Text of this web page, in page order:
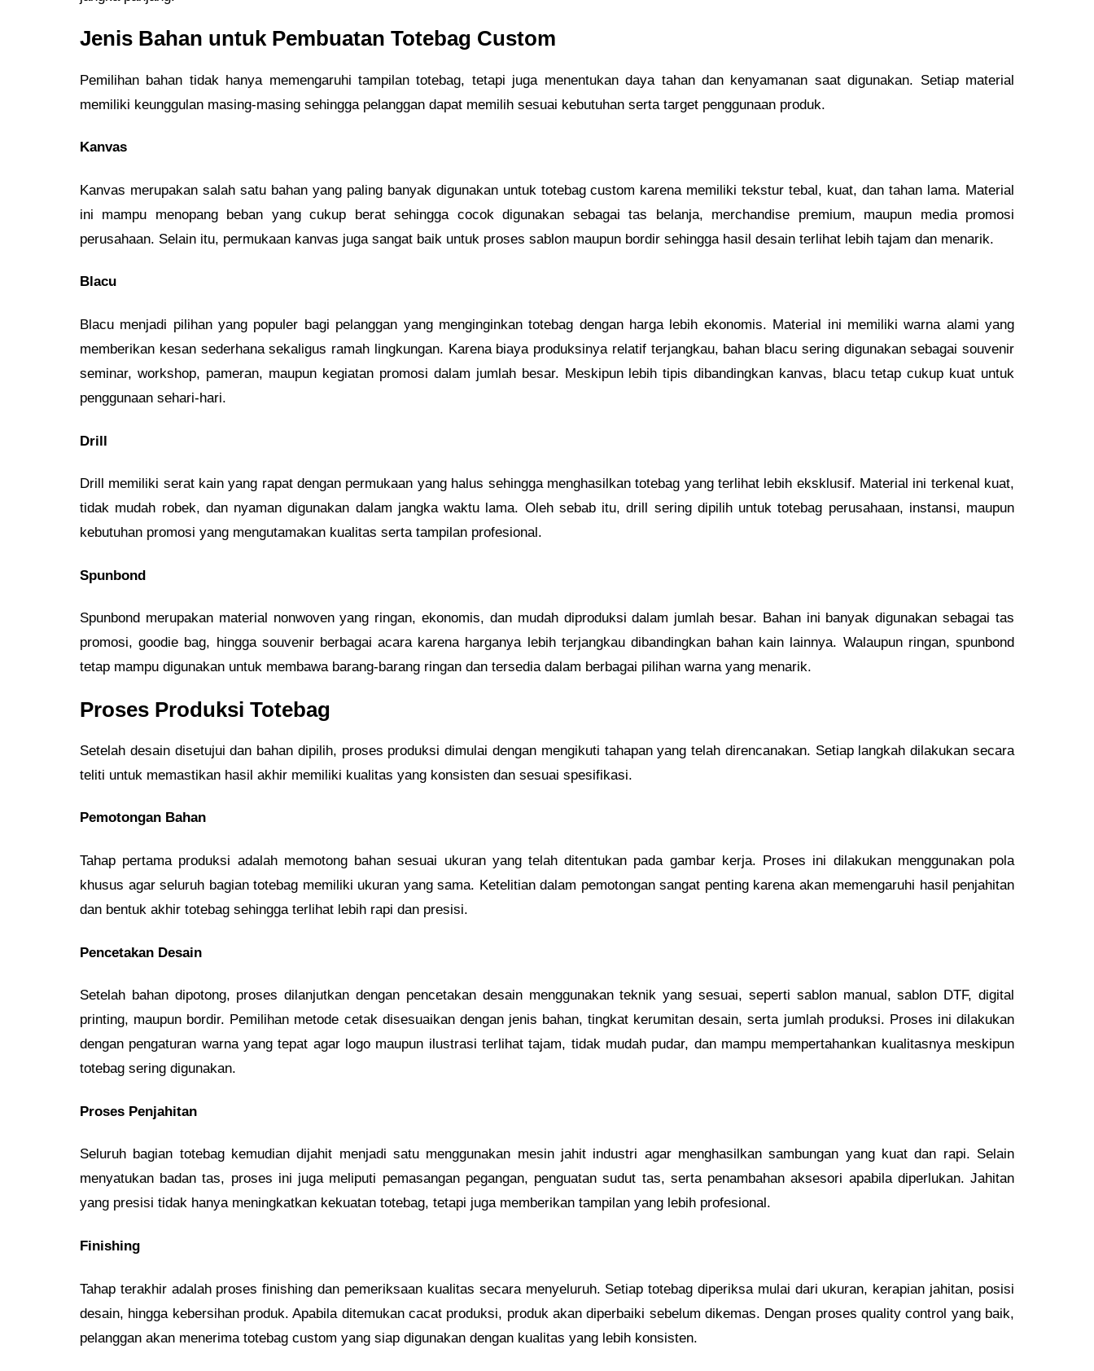
Jenis Bahan untuk Pembuatan Totebag Custom
Pemilihan bahan tidak hanya memengaruhi tampilan totebag, tetapi juga menentukan daya tahan dan kenyamanan saat digunakan. Setiap material
memiliki keunggulan masing-masing sehingga pelanggan dapat memilih sesuai kebutuhan serta target penggunaan produk.
Kanvas
Kanvas merupakan salah satu bahan yang paling banyak digunakan untuk totebag custom karena memiliki tekstur tebal, kuat, dan tahan lama. Material
ini mampu menopang beban yang cukup berat sehingga cocok digunakan sebagai tas belanja, merchandise premium, maupun media promosi
perusahaan. Selain itu, permukaan kanvas juga sangat baik untuk proses sablon maupun bordir sehingga hasil desain terlihat lebih tajam dan menarik.
Blacu
Blacu menjadi pilihan yang populer bagi pelanggan yang menginginkan totebag dengan harga lebih ekonomis. Material ini memiliki warna alami yang
memberikan kesan sederhana sekaligus ramah lingkungan. Karena biaya produksinya relatif terjangkau, bahan blacu sering digunakan sebagai souvenir
seminar, workshop, pameran, maupun kegiatan promosi dalam jumlah besar. Meskipun lebih tipis dibandingkan kanvas, blacu tetap cukup kuat untuk
penggunaan sehari-hari.
Drill
Drill memiliki serat kain yang rapat dengan permukaan yang halus sehingga menghasilkan totebag yang terlihat lebih eksklusif. Material ini terkenal kuat,
tidak mudah robek, dan nyaman digunakan dalam jangka waktu lama. Oleh sebab itu, drill sering dipilih untuk totebag perusahaan, instansi, maupun
kebutuhan promosi yang mengutamakan kualitas serta tampilan profesional.
Spunbond
Spunbond merupakan material nonwoven yang ringan, ekonomis, dan mudah diproduksi dalam jumlah besar. Bahan ini banyak digunakan sebagai tas
promosi, goodie bag, hingga souvenir berbagai acara karena harganya lebih terjangkau dibandingkan bahan kain lainnya. Walaupun ringan, spunbond
tetap mampu digunakan untuk membawa barang-barang ringan dan tersedia dalam berbagai pilihan warna yang menarik.
Proses Produksi Totebag
Setelah desain disetujui dan bahan dipilih, proses produksi dimulai dengan mengikuti tahapan yang telah direncanakan. Setiap langkah dilakukan secara
teliti untuk memastikan hasil akhir memiliki kualitas yang konsisten dan sesuai spesifikasi.
Pemotongan Bahan
Tahap pertama produksi adalah memotong bahan sesuai ukuran yang telah ditentukan pada gambar kerja. Proses ini dilakukan menggunakan pola
khusus agar seluruh bagian totebag memiliki ukuran yang sama. Ketelitian dalam pemotongan sangat penting karena akan memengaruhi hasil penjahitan
dan bentuk akhir totebag sehingga terlihat lebih rapi dan presisi.
Pencetakan Desain
Setelah bahan dipotong, proses dilanjutkan dengan pencetakan desain menggunakan teknik yang sesuai, seperti sablon manual, sablon DTF, digital
printing, maupun bordir. Pemilihan metode cetak disesuaikan dengan jenis bahan, tingkat kerumitan desain, serta jumlah produksi. Proses ini dilakukan
dengan pengaturan warna yang tepat agar logo maupun ilustrasi terlihat tajam, tidak mudah pudar, dan mampu mempertahankan kualitasnya meskipun
totebag sering digunakan.
Proses Penjahitan
Seluruh bagian totebag kemudian dijahit menjadi satu menggunakan mesin jahit industri agar menghasilkan sambungan yang kuat dan rapi. Selain
menyatukan badan tas, proses ini juga meliputi pemasangan pegangan, penguatan sudut tas, serta penambahan aksesori apabila diperlukan. Jahitan
yang presisi tidak hanya meningkatkan kekuatan totebag, tetapi juga memberikan tampilan yang lebih profesional.
Finishing
Tahap terakhir adalah proses finishing dan pemeriksaan kualitas secara menyeluruh. Setiap totebag diperiksa mulai dari ukuran, kerapian jahitan, posisi
desain, hingga kebersihan produk. Apabila ditemukan cacat produksi, produk akan diperbaiki sebelum dikemas. Dengan proses quality control yang baik,
pelanggan akan menerima totebag custom yang siap digunakan dengan kualitas yang lebih konsisten.